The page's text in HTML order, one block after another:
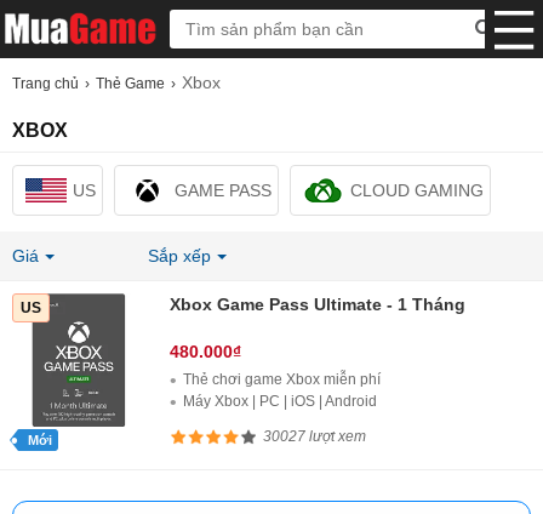
Trang chủ Thẻ Game Xbox
XBOX
US GAME PASS CLOUD GAMING
Giá Sắp xếp
US Xbox Game Pass Ultimate - 1 Tháng
480.000₫
Mới
Thẻ chơi game Xbox miễn phí
Máy Xbox | PC | iOS | Android
30027 lượt xem